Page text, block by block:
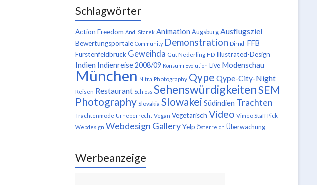
Schlagwörter
Action Freedom Andi Starek Animation Augsburg Ausflugsziel
Bewertungsportale Community Demonstration Dirndl FFB
Fürstenfeldbruck Geweihda Gut Nederling HD Illustrated-Design
Indien Indienreise 2008/09 KonsumrEvolution Live Modenschau
München Nitra Photography Qype Qype-City-Night
Reisen Restaurant Schloss SehenswürdigkeitenSEM
Photography Slovakia Slowakei Südindien Trachten
Trachtenmode Urheberrecht Vegan Vegetarisch Video Vimeo Staff Pick
Webdesign Webdesign GalleryYelp Österreich Überwachung
Werbeanzeige